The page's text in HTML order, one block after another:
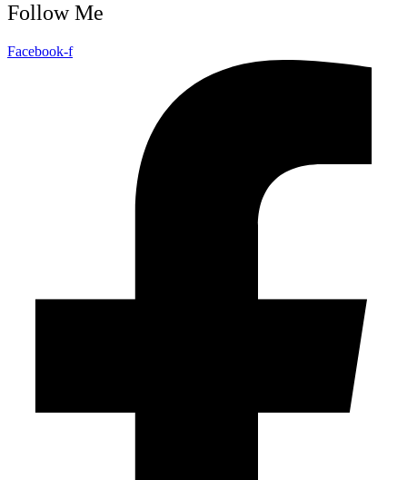
Follow Me
Facebook-f